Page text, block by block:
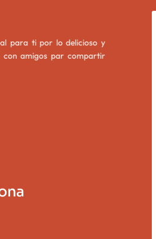
para ti por lo delicioso y
con amigos par compartir